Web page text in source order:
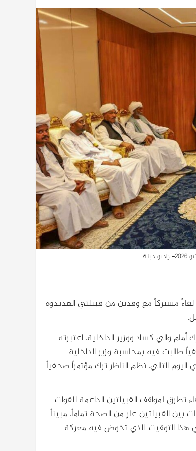
لقاءً مشتركاً مع وفدين من قبيلتي الهدندوة
والي كسلا ووزير الداخلية، اعتبرته
طالبت فيه بمحاسبة وزير الداخلية،
التالي، نظم الناظر ترك مؤتمراً صحفياً
تطرق لمواقف القبيلتين الداعمة للقوات
القبيلتين عارٍ من الصحة تماماً، مبيناً
هذا التوقيت، الذي تخوض فيه معركة